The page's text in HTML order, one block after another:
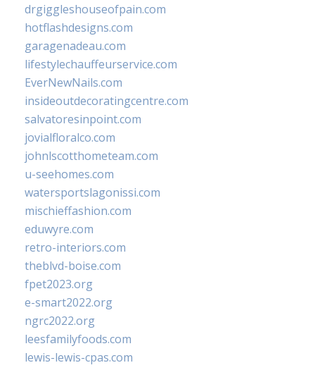
drgiggleshouseofpain.com
hotflashdesigns.com
garagenadeau.com
lifestylechauffeurservice.com
EverNewNails.com
insideoutdecoratingcentre.com
salvatoresinpoint.com
jovialfloralco.com
johnlscotthometeam.com
u-seehomes.com
watersportslagonissi.com
mischieffashion.com
eduwyre.com
retro-interiors.com
theblvd-boise.com
fpet2023.org
e-smart2022.org
ngrc2022.org
leesfamilyfoods.com
lewis-lewis-cpas.com